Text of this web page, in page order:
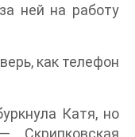
ней на работу
как телефон
Катя, но